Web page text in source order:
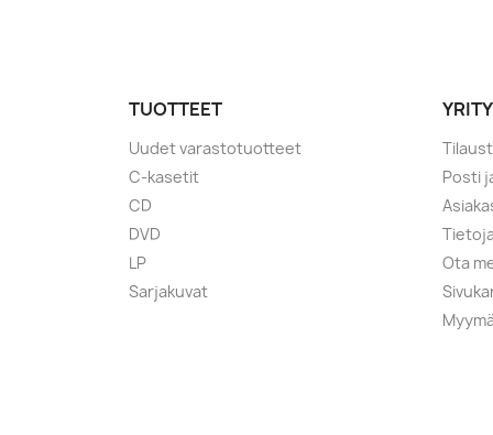
TUOTTEET
Uudet varastotuotteet
C-kasetit
CD
DVD
LP
Sarjakuvat
Posti
Ota